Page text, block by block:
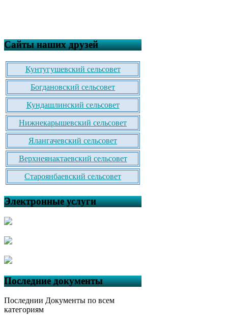
Сайты наших друзей
Кунтугушевский сельсовет
Богдановский сельсовет
Кундашлинский сельсовет
Нижнекарышевский сельсовет
Ялангачевский сельсовет
Верхнеянактаевский сельсовет
Староянбаевский сельсовет
Электронные услуги
Последние документы
Последнии Документы по всем
категориям